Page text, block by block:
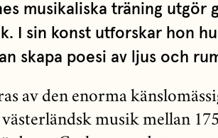
musikaliska träning utgör
I sin konst utforskar hon
skapa poesi av ljus och
av den enorma
musik mellan